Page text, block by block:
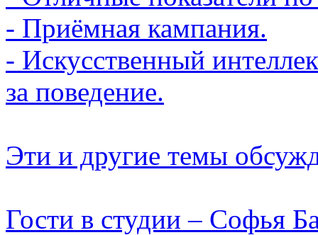
- Приёмная кампания.
- Искусственный
за поведение.
Эти и другие темы
Гости в студии – Софья